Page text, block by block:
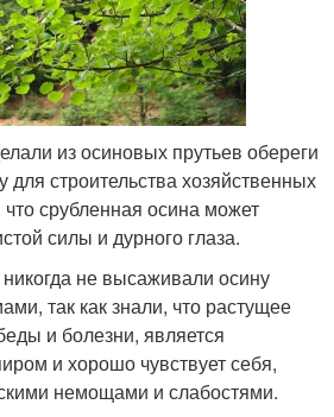
из осиновых прутьев обереги
для строительства хозяйственных
срубленная осина может
силы и дурного глаза.
не высаживали осину
так как знали, что растущее
и болезни, является
и хорошо чувствует себя,
немощами и слабостями.